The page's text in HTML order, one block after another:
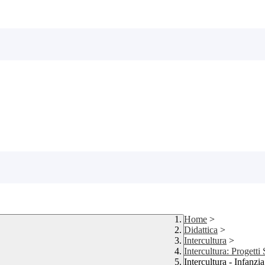
Home >
Didattica >
Intercultura >
Intercultura: Progetti
Intercultura - Infanzia